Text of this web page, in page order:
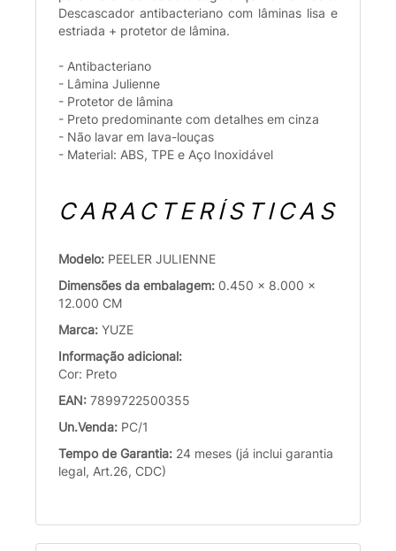
Descascador antibacteriano com lâminas lisa e
estriada + protetor de lâmina.
- Antibacteriano
- Lâmina Julienne
- Protetor de lâmina
- Preto predominante com detalhes em cinza
- Não lavar em lava-louças
- Material: ABS, TPE e Aço Inoxidável
CARACTERÍSTICAS
Modelo: PEELER JULIENNE
Dimensões da embalagem: 0.450 x 8.000 x
12.000 CM
Marca: YUZE
Informação adicional:
Cor: Preto
EAN: 7899722500355
Un.Venda: PC/1
Tempo de Garantia: 24 meses (já inclui garantia
legal, Art.26, CDC)